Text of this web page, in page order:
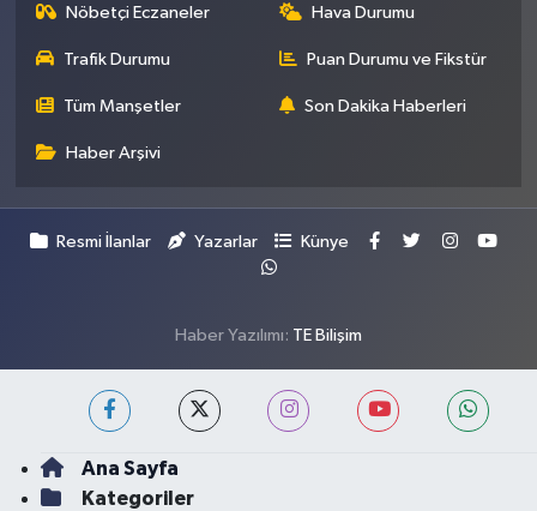
Nöbetçi Eczaneler Hava Durumu
Trafik Durumu Puan Durumu ve Fikstür
Tüm Manşetler Son Dakika Haberleri
Haber Arşivi
Resmi İlanlar Yazarlar Künye
Haber Yazılımı: TE Bilişim
Ana Sayfa
Kategoriler